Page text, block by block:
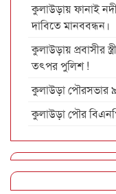
কুলাউড়ায় ফানাই
দাবিতে মানববন্ধন।
কুলাউড়ায় প্রবাসীর
তৎপর পুলিশ !
কুলাউড়া পৌরসভার
কুলাউড়া পৌর